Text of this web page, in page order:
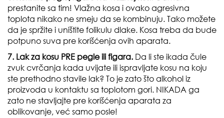
prestanite sa tim! Vlažna kosa i ovako agresivna
toplota nikako ne smeju da se kombinuju. Tako možete
da je spržite i uništite folikulu dlake. Kosa treba da bude
potpuno suva pre korišćenja ovih aparata.
7. Lak za kosu PRE pegle ili figara. Da li ste ikada čule
zvuk cvrčanja kada uvijate ili ispravljate kosu na koju
ste prethodno stavile lak? To je zato što alkohol iz
proizvoda u kontaktu sa toplotom gori. NIKADA ga
zato ne stavljajte pre korišćenja aparata za
oblikovanje, već samo posle!